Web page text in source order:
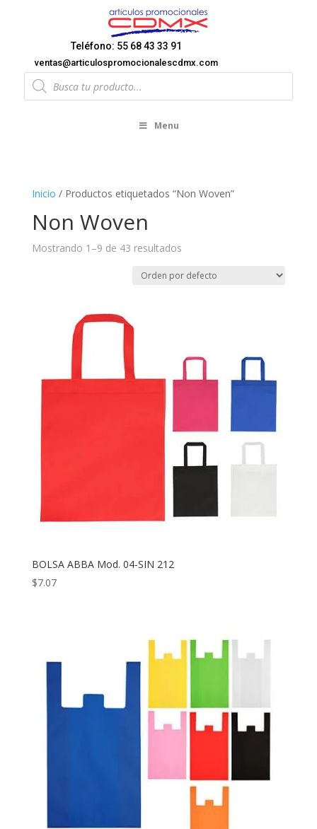
Teléfono: 55 68 43 33 91
ventas@articulospromocionalescdmx.com
Products
search
Menu
Inicio / Productos etiquetados “Non Woven”
Non Woven
Mostrando 1–9 de 43 resultados
BOLSA ABBA Mod. 04-SIN 212
$7.07